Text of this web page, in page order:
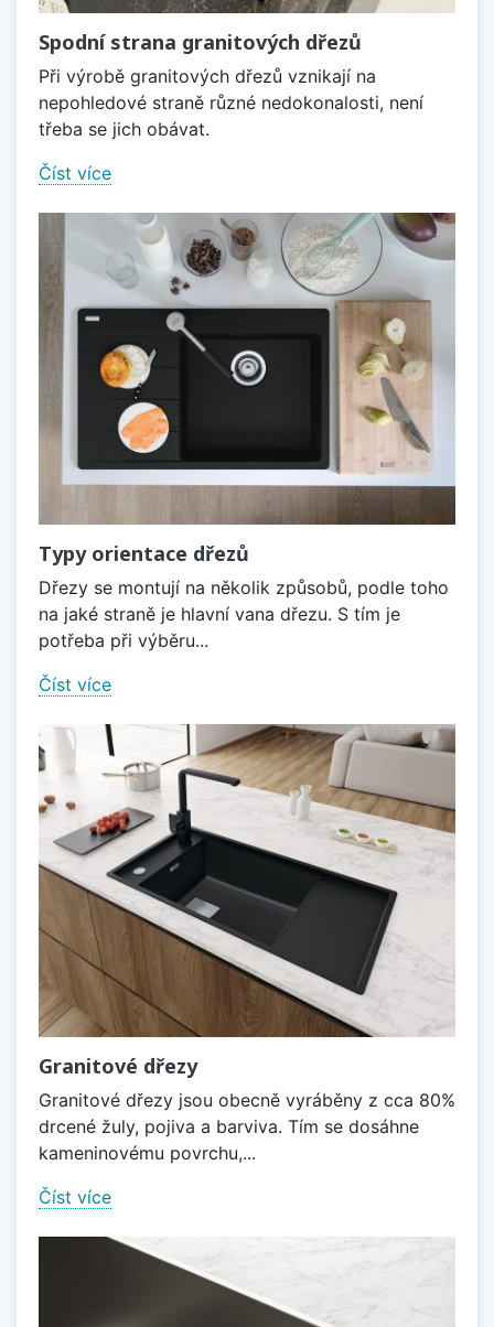
Spodní strana granitových dřezů
Při výrobě granitových dřezů vznikají na
nepohledové straně různé nedokonalosti, není
třeba se jich obávat.
Číst více
Typy orientace dřezů
Dřezy se montují na několik způsobů, podle toho
na jaké straně je hlavní vana dřezu. S tím je
potřeba při výběru...
Číst více
Granitové dřezy
Granitové dřezy jsou obecně vyráběny z cca 80%
drcené žuly, pojiva a barviva. Tím se dosáhne
kameninovému povrchu,...
Číst více